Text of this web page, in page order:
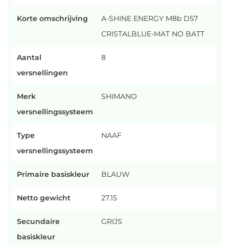
Korte omschrijving
A-SHINE ENERGY M8b D57
CRISTALBLUE-MAT NO BATT
Aantal
versnellingen
8
Merk
versnellingssysteem
SHIMANO
Type
versnellingssysteem
NAAF
Primaire basiskleur BLAUW
Netto gewicht 27.15
Secundaire
basiskleur
GRIJS